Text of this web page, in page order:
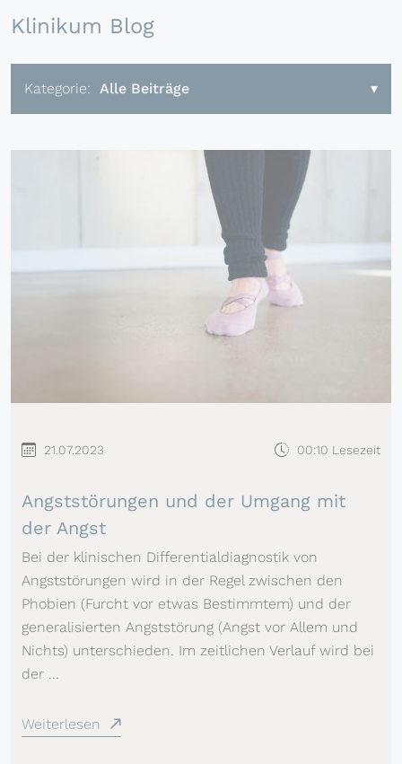
Klinikum Blog
Kategorie: Alle Beiträge ▾
21.07.2023 00:10 Lesezeit
Angststörungen und der Umgang mit
der Angst
Bei der klinischen Differentialdiagnostik von
Angststörungen wird in der Regel zwischen den
Phobien (Furcht vor etwas Bestimmtem) und der
generalisierten Angststörung (Angst vor Allem und
Nichts) unterschieden. Im zeitlichen Verlauf wird bei
der ...
Weiterlesen